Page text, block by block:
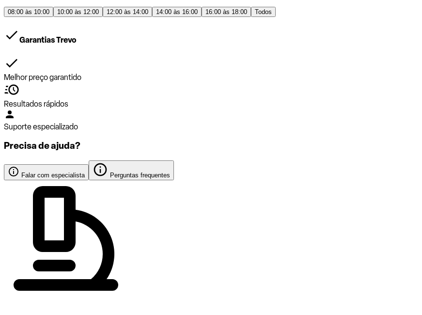
08:00 às 10:00 10:00 às 12:00 12:00 às 14:00 14:00 às 16:00 16:00 às 18:00 Todos
Garantias Trevo
Melhor preço garantido
Resultados rápidos
Suporte especializado
Precisa de ajuda?
Falar com especialista Perguntas frequentes